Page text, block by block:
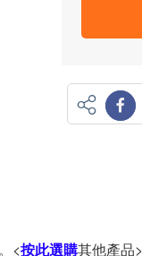
<按此選購其他產品>